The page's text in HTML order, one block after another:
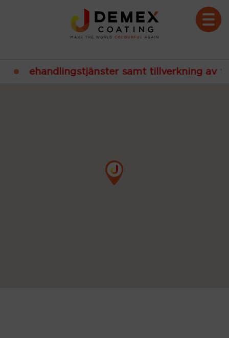
samt tillverkning av
ANLÄGGNINGEN
VIDEOS / GALLERI